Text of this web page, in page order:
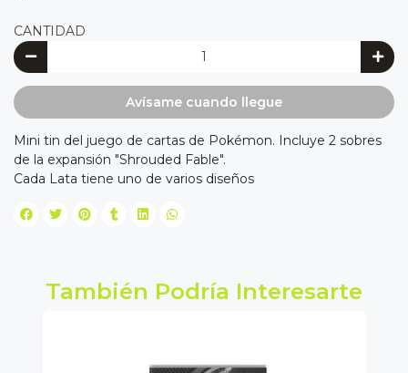
CANTIDAD
Avísame cuando llegue
Mini tin del juego de cartas de Pokémon. Incluye 2 sobres
de la expansión "Shrouded Fable".
Cada Lata tiene uno de varios diseños
También Podría Interesarte